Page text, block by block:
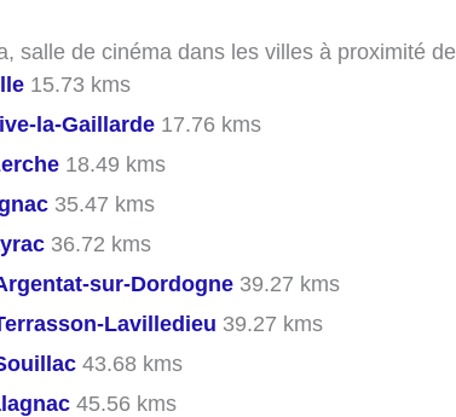
salle de cinéma dans les villes à proximité
15.73 kms
la-Gaillarde 17.76 kms
18.49 kms
35.47 kms
36.72 kms
sur-Dordogne 39.27 kms
Lavilledieu 39.27 kms
43.68 kms
45.56 kms